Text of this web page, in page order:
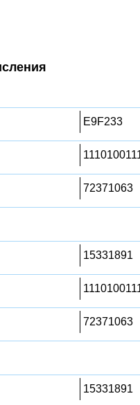
E9F233
72371063
15331891
72371063
15331891